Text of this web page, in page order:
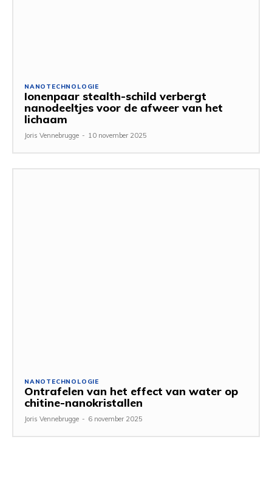
NANOTECHNOLOGIE
Ionenpaar stealth-schild verbergt
nanodeeltjes voor de afweer van het
lichaam
Joris Vennebrugge - 10 november 2025
NANOTECHNOLOGIE
Ontrafelen van het effect van water op
chitine-nanokristallen
Joris Vennebrugge - 6 november 2025